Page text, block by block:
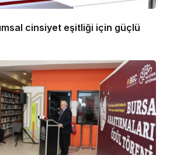
cinsiyet eşitliği için güçlü